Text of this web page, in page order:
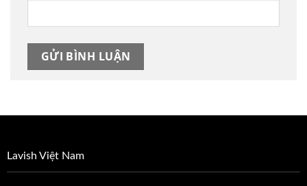
Lavish Việt Nam